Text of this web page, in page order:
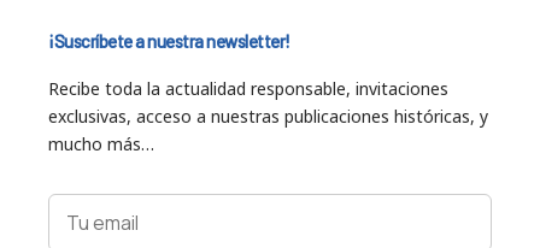
¡Suscríbete a nuestra newsletter!
Recibe toda la actualidad responsable, invitaciones
exclusivas, acceso a nuestras publicaciones históricas, y
mucho más…